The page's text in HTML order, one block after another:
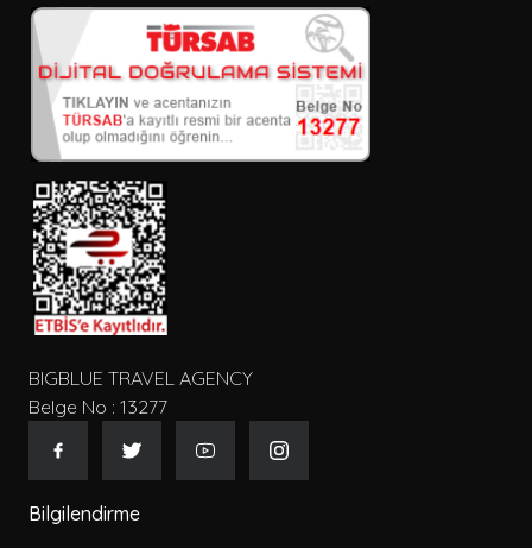
BIGBLUE TRAVEL AGENCY
Belge No : 13277
Bilgilendirme